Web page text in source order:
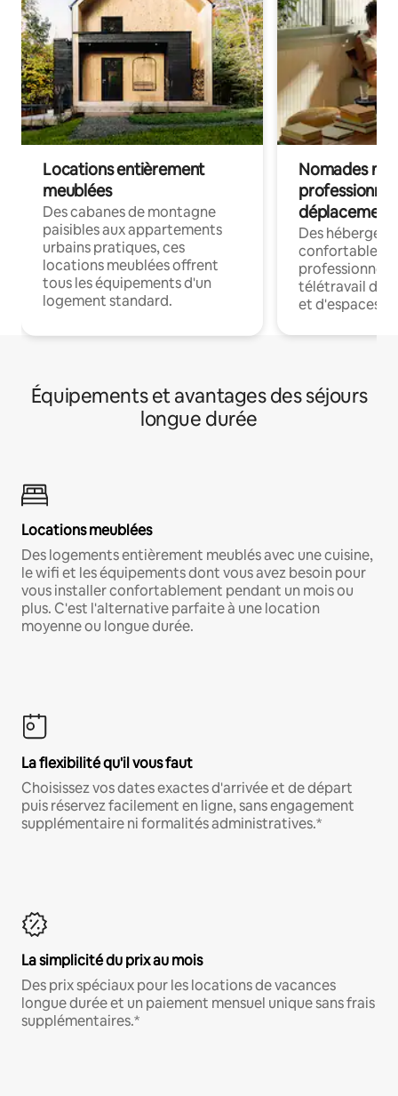
Locations entièrement
meublées
Des cabanes de montagne
paisibles aux appartements
urbains pratiques, ces
locations meublées offrent
tous les équipements d'un
logement standard.
Nomades
déplacement
Des
confortables
professionnels
télétravail
et d'espaces
Équipements et avantages des séjours
longue durée
Locations meublées
Des logements entièrement meublés avec une cuisine,
le wifi et les équipements dont vous avez besoin pour
vous installer confortablement pendant un mois ou
plus. C'est l'alternative parfaite à une location
moyenne ou longue durée.
La flexibilité qu'il vous faut
Choisissez vos dates exactes d'arrivée et de départ
puis réservez facilement en ligne, sans engagement
supplémentaire ni formalités administratives.*
La simplicité du prix au mois
Des prix spéciaux pour les locations de vacances
longue durée et un paiement mensuel unique sans frais
supplémentaires.*